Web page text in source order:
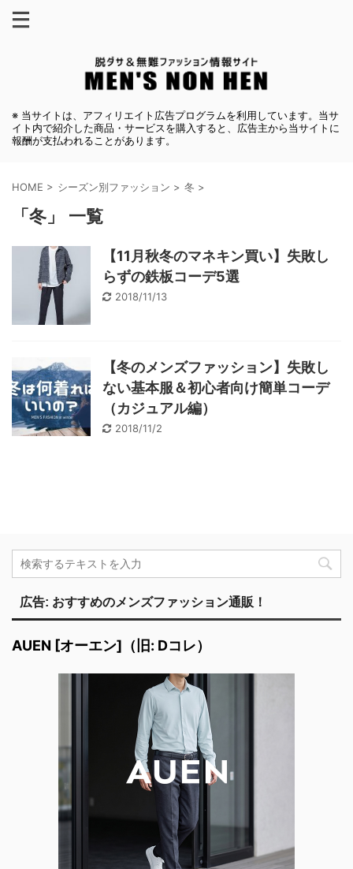
※ 当サイトは、アフィリエイト広告プログラムを利用しています。当サ
イト内で紹介した商品・サービスを購入すると、広告主から当サイトに
報酬が支払われることがあります。
HOME > シーズン別ファッション > 冬 >
「冬」 一覧
【11月秋冬のマネキン買い】失敗し
らずの鉄板コーデ5選
2018/11/13
【冬のメンズファッション】失敗し
ない基本服＆初心者向け簡単コーデ
（カジュアル編）
2018/11/2
広告: おすすめのメンズファッション通販！
AUEN [オーエン]（旧: Dコレ）